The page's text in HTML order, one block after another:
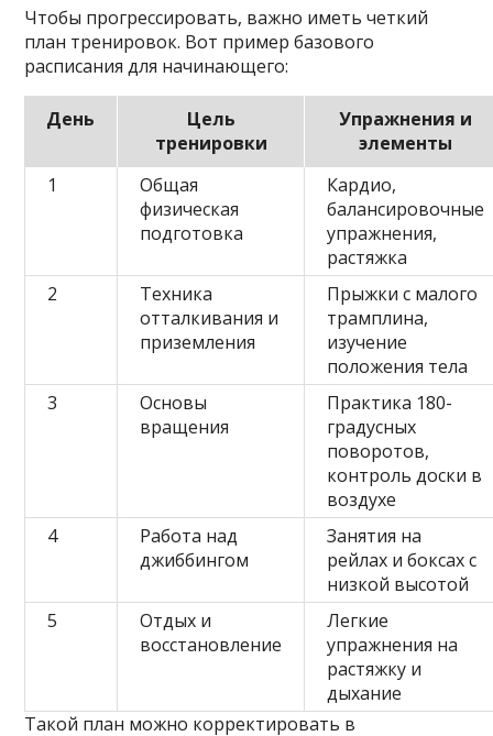
Чтобы прогрессировать, важно иметь четкий
план тренировок. Вот пример базового
расписания для начинающего:
День
Цель
тренировки
Упражнения и
элементы
1
Общая
физическая
подготовка
Кардио,
балансировочные
упражнения,
растяжка
2
Техника
отталкивания и
приземления
Прыжки с малого
трамплина,
изучение
положения тела
3
Основы
вращения
Практика 180-
градусных
поворотов,
контроль доски в
воздухе
4
Работа над
джиббингом
Занятия на
рейлах и боксах с
низкой высотой
5
Отдых и
восстановление
Легкие
упражнения на
растяжку и
дыхание
Такой план можно корректировать в